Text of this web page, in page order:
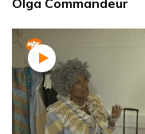
Olga Commandeur